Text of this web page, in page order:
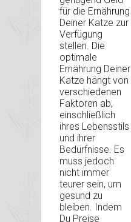
für die Ernährung
Deiner Katze zur
Verfügung
stellen. Die
optimale
Ernährung Deiner
Katze hängt von
verschiedenen
Faktoren ab,
einschließlich
ihres Lebensstils
und ihrer
Bedürfnisse. Es
muss jedoch
nicht immer
teurer sein, um
gesund zu
bleiben. Indem
Du Preise